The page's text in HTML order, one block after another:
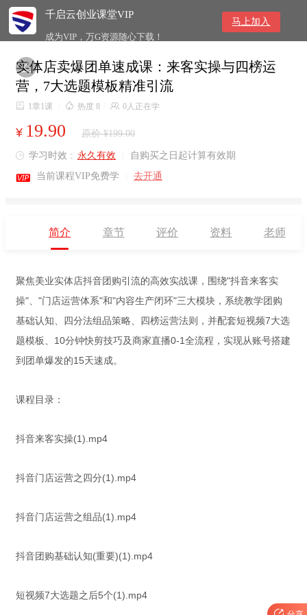
千启云创业课堂VIP
成为VIP，万G资源随心下载！
马上加入

实体店卖爆团单速成课：来客实操与四榜运
营，7大选题模板精准引流
 1章1课  热度 8  0人正在学
¥ 19.90 原价 ¥199.00
 学习时效 : 永久有效 自购买之日起计算有效期
 当前课程VIP免费学 去开通
简介 章节 评价 资料 老师
聚焦美业实体店抖音团购引流的高效实战课，围绕"抖音来客实
操"、"门店运营体系"和"内容生产闭环"三大模块，系统教学团购
基础认知、四分法组品策略、四榜运营法则，并配套短视频7大选
题模板、10分钟快剪技巧及商家直播0-1全流程，实现从账号搭建
到团单爆发的15天速成。
课程目录：
抖音来客实操(1).mp4
抖音门店运营之四分(1).mp4
抖音门店运营之组品(1).mp4
抖音团购基础认知(重要)(1).mp4
短视频7大选题之后5个(1).mp4